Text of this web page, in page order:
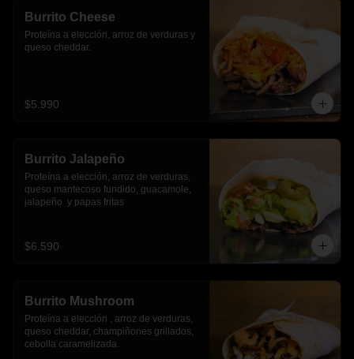
Burrito Cheese
Proteína a elección, arroz de verduras y
queso cheddar.
$5.990
Burrito Jalapeño
Proteína a elección, arroz de verduras,
queso mantecoso fundido, guacamole,
jalapeño  y papas fritas
$6.590
Burrito Mushroom
Proteína a elección , arroz de verduras,
queso cheddar, champiñones grillados,
cebolla caramelizada.